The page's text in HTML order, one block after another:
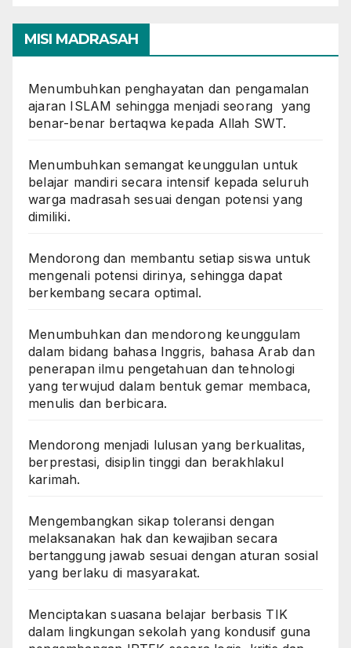
MISI MADRASAH
Menumbuhkan penghayatan dan pengamalan
ajaran ISLAM sehingga menjadi seorang yang
benar-benar bertaqwa kepada Allah SWT.
Menumbuhkan semangat keunggulan untuk
belajar mandiri secara intensif kepada seluruh
warga madrasah sesuai dengan potensi yang
dimiliki.
Mendorong dan membantu setiap siswa untuk
mengenali potensi dirinya, sehingga dapat
berkembang secara optimal.
Menumbuhkan dan mendorong keunggulam
dalam bidang bahasa Inggris, bahasa Arab dan
penerapan ilmu pengetahuan dan tehnologi
yang terwujud dalam bentuk gemar membaca,
menulis dan berbicara.
Mendorong menjadi lulusan yang berkualitas,
berprestasi, disiplin tinggi dan berakhlakul
karimah.
Mengembangkan sikap toleransi dengan
melaksanakan hak dan kewajiban secara
bertanggung jawab sesuai dengan aturan sosial
yang berlaku di masyarakat.
Menciptakan suasana belajar berbasis TIK
dalam lingkungan sekolah yang kondusif guna